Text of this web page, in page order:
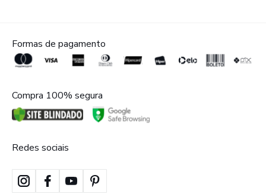
Formas de pagamento
Compra 100% segura
Redes sociais